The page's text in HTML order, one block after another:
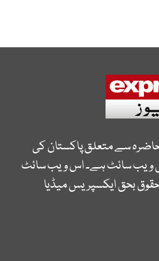
سے متعلق پاکستان کی
ویب سائٹ ہے۔ اس ویب سائٹ
بحق ایکسپریس میڈیا